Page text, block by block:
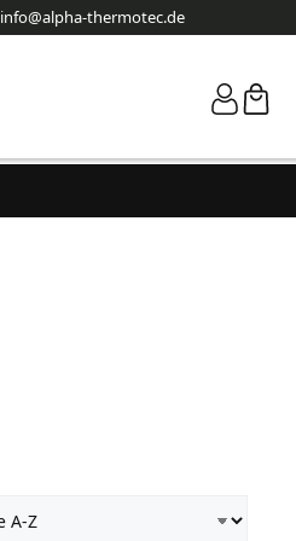
info@alpha-thermotec.de